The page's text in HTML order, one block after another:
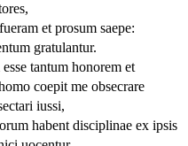
et prosum saepe:
gratulantur.
tantum honorem et
coepit me obsecrare
iussi,
habent disciplinae ex ipsis